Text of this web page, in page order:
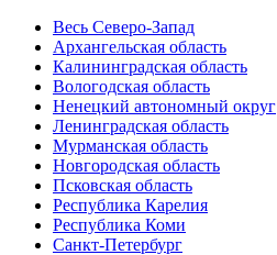
Весь Северо-Запад
Архангельская область
Калининградская область
Вологодская область
Ненецкий автономный округ
Ленинградская область
Мурманская область
Новгородская область
Псковская область
Республика Карелия
Республика Коми
Санкт-Петербург